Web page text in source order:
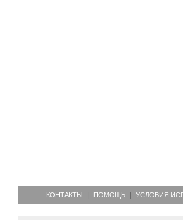
КОНТАКТЫ ПОМОЩЬ УСЛОВИЯ